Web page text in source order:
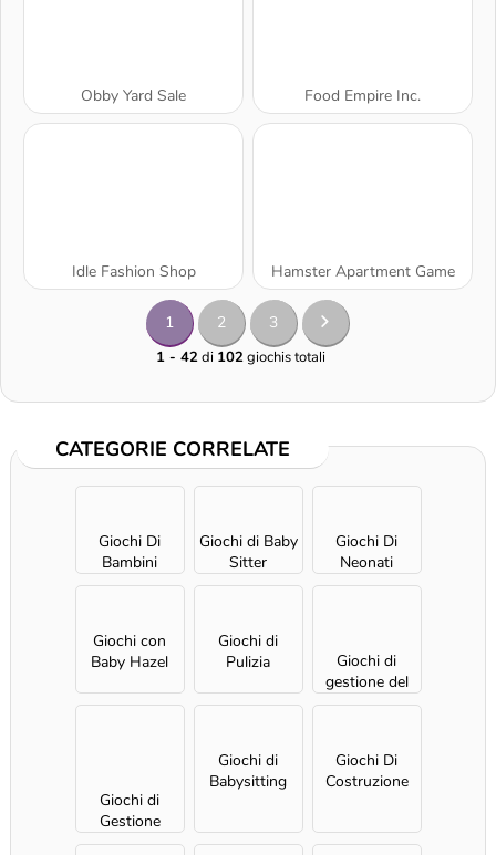
Obby Yard Sale Food Empire Inc.
Idle Fashion Shop Hamster Apartment Game
1 2 3
1 - 42di 102giochis totali
CATEGORIE CORRELATE
Giochi Di
Bambini
Giochi di Baby
Sitter
Giochi Di
Neonati
Giochi con
Baby Hazel
Giochi di
Pulizia
Giochi di
gestione del
tempo
Giochi di
Gestione
ristorante per
Giochi di
Babysitting
Giochi Di
Costruzione